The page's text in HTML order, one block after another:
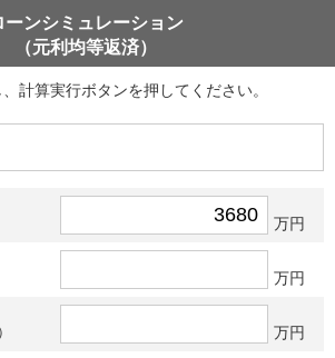
ーンシミュレーション
（元利均等返済）
計算実行ボタンを押してください。
万円
万円
万円